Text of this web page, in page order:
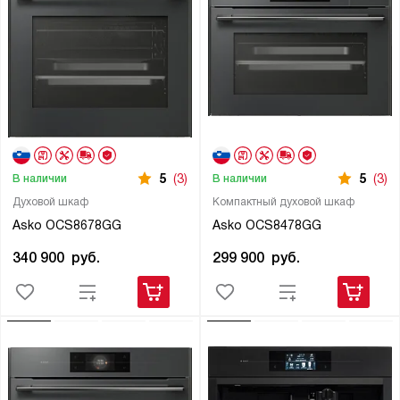
Духовой шкаф
Asko OCS8678GG
В наличии 5 (3)
340 900 руб.
Компактный духовой шкаф
Asko OCS8478GG
В наличии 5 (3)
299 900 руб.